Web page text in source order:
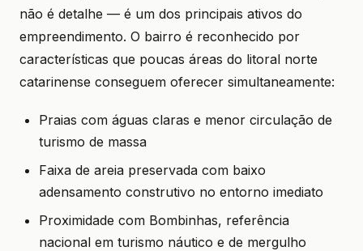
não é detalhe — é um dos principais ativos do
empreendimento. O bairro é reconhecido por
características que poucas áreas do litoral norte
catarinense conseguem oferecer simultaneamente:
Praias com águas claras e menor circulação de
turismo de massa
Faixa de areia preservada com baixo
adensamento construtivo no entorno imediato
Proximidade com Bombinhas, referência
nacional em turismo náutico e de mergulho